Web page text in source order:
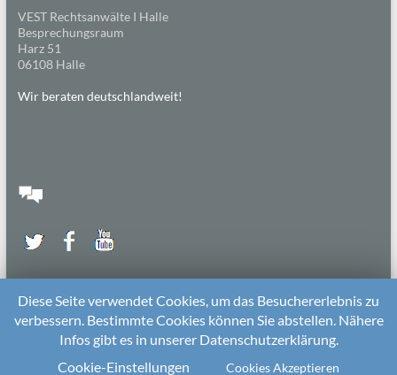
VEST Rechtsanwälte I Halle
Besprechungsraum
Harz 51
06108 Halle
Wir beraten deutschlandweit!
2026 beiDie KitarechtlerUnterstützt von:WordPress. Theme: Spacious von
ThemeGrill
Diese Seite verwendet Cookies, um das Besuchererlebnis zu
verbessern. Bestimmte Cookies können Sie abstellen. Nähere
Infos gibt es in unserer Datenschutzerklärung.
Cookie-Einstellungen
Cookies Akzeptieren